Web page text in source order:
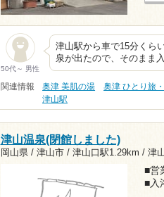
50代～ 男性
津山駅から車で15分くら
泉が出たので、そのまま
関連情報 奥津 美肌の湯 奥津 ひとり旅
津山駅
津山温泉(閉館しました)
岡山県 / 津山市 / 津山口駅1.29km / 津
■営
■入